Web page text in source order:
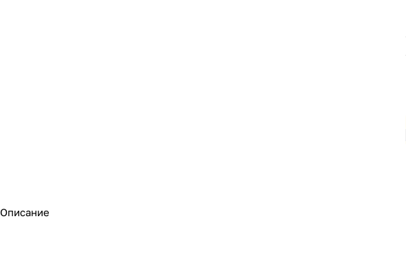
Описание